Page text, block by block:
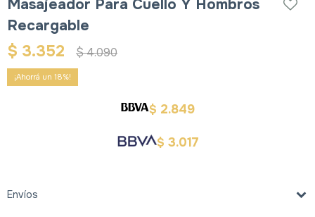
Masajeador Para Cuello Y Hombros
Recargable
$ 3.352 $4.090
18
$ 2.849
$ 3.017
Envíos